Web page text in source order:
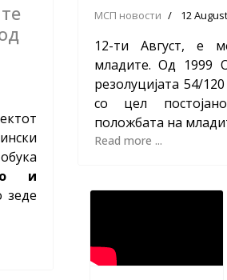
и
зеде
МСП новости 12
12-ти Август, е
младите. Од 1999
резолуцијата 54/
со цел
положбата на
Read more ...